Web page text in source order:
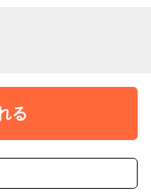
る